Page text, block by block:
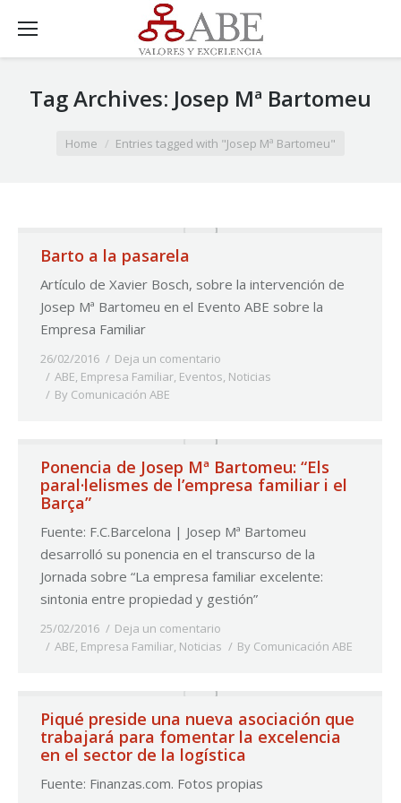
Tag Archives: Josep Mª Bartomeu
Home Entries tagged with "Josep Mª Bartomeu"
Barto a la pasarela
Artículo de Xavier Bosch, sobre la intervención de
Josep Mª Bartomeu en el Evento ABE sobre la
Empresa Familiar
26/02/2016
Deja un comentario
ABE, Empresa Familiar, Eventos, Noticias
By Comunicación ABE
Ponencia de Josep Mª Bartomeu: “Els
paral·lelismes de l’empresa familiar i el
Barça”
Fuente: F.C.Barcelona | Josep Mª Bartomeu
desarrolló su ponencia en el transcurso de la
Jornada sobre “La empresa familiar excelente:
sintonia entre propiedad y gestión”
25/02/2016
Deja un comentario
ABE, Empresa Familiar, Noticias By Comunicación ABE
Piqué preside una nueva asociación que
trabajará para fomentar la excelencia
en el sector de la logística
Fuente: Finanzas.com. Fotos propias